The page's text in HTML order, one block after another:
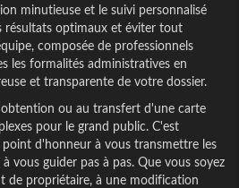
minutieuse et le suivi personnalisé
résultats optimaux et éviter tout
composée de professionnels
les formalités administratives en
et transparente de votre dossier.
ou au transfert d'une carte
pour le grand public. C'est
d'honneur à vous transmettre les
vous guider pas à pas. Que vous soyez
de propriétaire, à une modification